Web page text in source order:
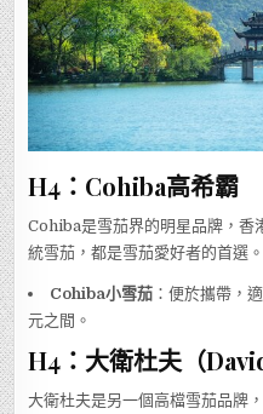
H4：Cohiba高希霸
Cohiba是雪茄界的明星品牌，香
統雪茄，都是雪茄愛好者的首選。
Cohiba小雪茄 ：便於攜帶，
元之間。
H4：大衛杜夫（
大衛杜夫是另一個高檔雪茄品牌